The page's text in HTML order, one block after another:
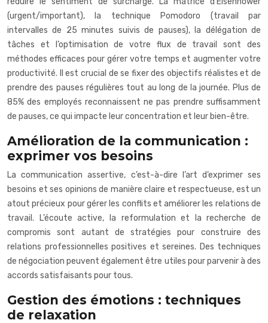
(urgent/important), la technique Pomodoro (travail par
intervalles de 25 minutes suivis de pauses), la délégation de
tâches et l’optimisation de votre flux de travail sont des
méthodes efficaces pour gérer votre temps et augmenter votre
productivité. Il est crucial de se fixer des objectifs réalistes et de
prendre des pauses régulières tout au long de la journée. Plus de
85% des employés reconnaissent ne pas prendre suffisamment
de pauses, ce qui impacte leur concentration et leur bien-être.
Amélioration de la communication :
exprimer vos besoins
La communication assertive, c’est-à-dire l’art d’exprimer ses
besoins et ses opinions de manière claire et respectueuse, est un
atout précieux pour gérer les conflits et améliorer les relations de
travail. L’écoute active, la reformulation et la recherche de
compromis sont autant de stratégies pour construire des
relations professionnelles positives et sereines. Des techniques
de négociation peuvent également être utiles pour parvenir à des
accords satisfaisants pour tous.
Gestion des émotions : techniques
de relaxation